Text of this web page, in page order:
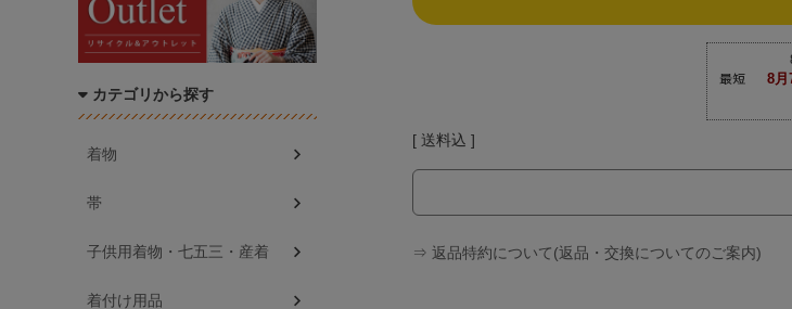
送料込
⇒ 返品特約について(返品・交換についてのご案内)
カテゴリから探す
着物
帯
子供用着物・七五三・産着
着付け用品